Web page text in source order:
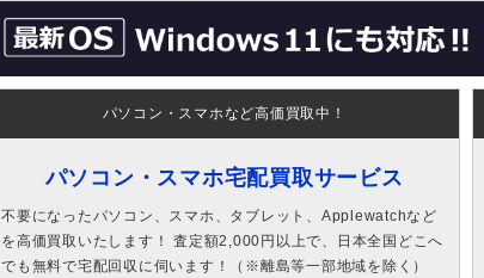
パソコン・スマホなど高価買取中！
パソコン・スマホ宅配買取サービス
不要になったパソコン、スマホ、タブレット、Applewatchなど
を高価買取いたします！ 査定額2,000円以上で、日本全国どこへ
でも無料で宅配回収に伺います！（※離島等一部地域を除く）